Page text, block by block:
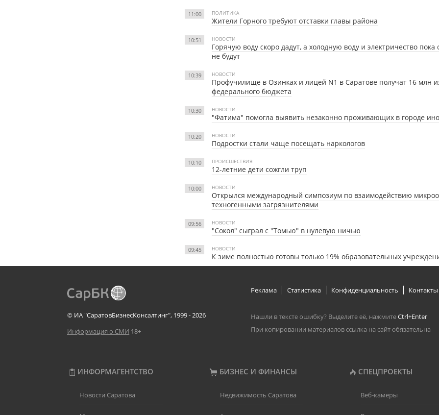
11:00 ПОЛИТИКА
Жители Горного требуют отставки главы района
10:51 НОВОСТИ
Горячую воду скоро дадут, а холодную воду и электричество пока
не будут
10:39 НОВОСТИ
Профучилище в Озинках и лицей N1 в Саратове получат 16 млн
федерального бюджета
10:30 НОВОСТИ
"Фатима" помогла выявить незаконно проживающих в городе
10:20 НОВОСТИ
Подростки стали чаще посещать наркологов
10:10 ПРОИСШЕСТВИЯ
12-летние дети сожгли труп
10:00 НОВОСТИ
Открылся международный симпозиум по взаимодействию
техногенными загрязнителями
09:56 НОВОСТИ
"Сокол" сыграл с "Томью" в нулевую ничью
09:45 НОВОСТИ
К зиме полностью готовы только 19% образовательных
© ИА "СаратовБизнесКонсалтинг", 1999 - 2026
Информация о СМИ 18+
Реклама Статистика Конфиденциальность Контакты
Нашли в тексте ошибку? Выделите её, нажмитеCtrl+Enter
При копировании материалов ссылка на сайт обязательна
ИНФОРМАГЕНТСТВО БИЗНЕС И ФИНАНСЫ СПЕЦПРОЕКТЫ
Новости Саратова Недвижимость Саратова Веб-камеры